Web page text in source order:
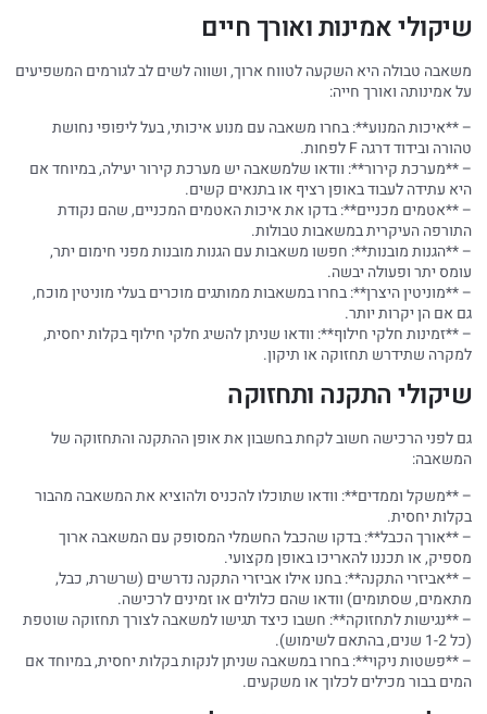
שיקולי אמינות ואורך חיים
משאבה טבולה היא השקעה לטווח ארוך, ושווה לשים לב לגורמים המשפיעים
על אמינותה ואורך חייה:
– **איכות המנוע**: בחרו משאבה עם מנוע איכותי, בעל ליפופי נחושת
טהורה ובידוד דרגה F לפחות.
– **מערכת קירור**: וודאו שלמשאבה יש מערכת קירור יעילה, במיוחד אם
היא עתידה לעבוד באופן רציף או בתנאים קשים.
– **אטמים מכניים**: בדקו את איכות האטמים המכניים, שהם נקודת
התורפה העיקרית במשאבות טבולות.
– **הגנות מובנות**: חפשו משאבות עם הגנות מובנות מפני חימום יתר,
עומס יתר ופעולה יבשה.
– **מוניטין היצרן**: בחרו במשאבות ממותגים מוכרים בעלי מוניטין מוכח,
גם אם הן יקרות יותר.
– **זמינות חלקי חילוף**: וודאו שניתן להשיג חלקי חילוף בקלות יחסית,
למקרה שתידרש תחזוקה או תיקון.
שיקולי התקנה ותחזוקה
גם לפני הרכישה חשוב לקחת בחשבון את אופן ההתקנה והתחזוקה של
המשאבה:
– **משקל וממדים**: וודאו שתוכלו להכניס ולהוציא את המשאבה מהבור
בקלות יחסית.
– **אורך הכבל**: בדקו שהכבל החשמלי המסופק עם המשאבה ארוך
מספיק, או תכננו להאריכו באופן מקצועי.
– **אביזרי התקנה**: בחנו אילו אביזרי התקנה נדרשים (שרשרת, כבל,
מתאמים, שסתומים) וודאו שהם כלולים או זמינים לרכישה.
– **נגישות לתחזוקה**: חשבו כיצד תגישו למשאבה לצורך תחזוקה שוטפת
(כל 1-2 שנים, בהתאם לשימוש).
– **פשטות ניקוי**: בחרו במשאבה שניתן לנקות בקלות יחסית, במיוחד אם
המים בבור מכילים לכלוך או משקעים.